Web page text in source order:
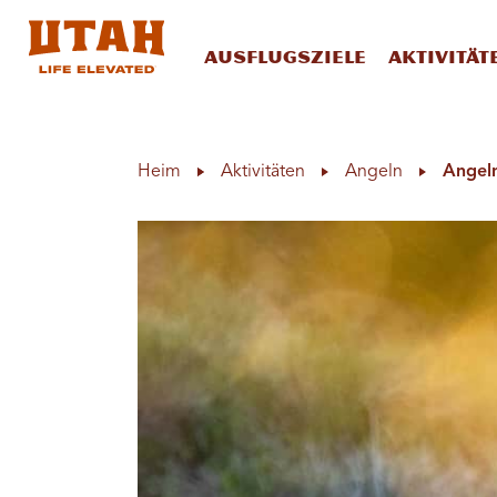
Ausflugsziele
Heim Aktivitäten Angeln